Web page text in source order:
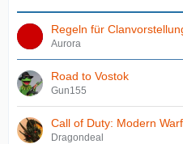
Regeln für
Aurora
Road to Vostok
Gun155
Call of Duty: Modern
Dragondeal